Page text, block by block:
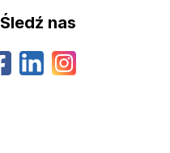
Śledź nas